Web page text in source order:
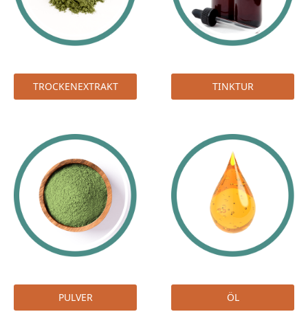
TROCKENEXTRAKT TINKTUR
PULVER ÖL